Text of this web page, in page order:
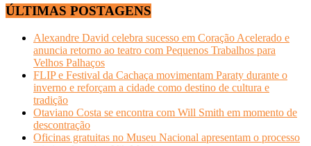
ÚLTIMAS POSTAGENS
Alexandre David celebra sucesso em Coração Acelerado e
anuncia retorno ao teatro com Pequenos Trabalhos para
Velhos Palhaços
FLIP e Festival da Cachaça movimentam Paraty durante o
inverno e reforçam a cidade como destino de cultura e
tradição
Otaviano Costa se encontra com Will Smith em momento de
descontração
Oficinas gratuitas no Museu Nacional apresentam o processo